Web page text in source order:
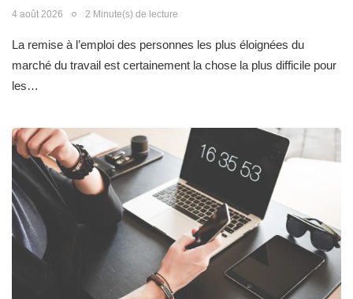
4 août 2026 2 Minute(s) de lecture
La remise à l’emploi des personnes les plus éloignées du
marché du travail est certainement la chose la plus difficile pour
les…